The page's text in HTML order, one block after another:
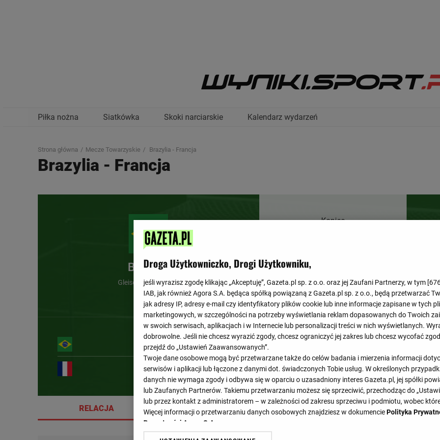
Piłka nożna Siatkówka Skoki narciarskie Kalendarz wydarzeń
Strona główna Mecze Towarzyskie Brazylia - Francja
Brazylia - Francja
Brazylia
Gleison Bremer (78')
Koniec
29'
32'
52'
55' 58'58'
RELACJA SZCZEGÓŁY SKŁADY
Droga Użytkowniczko, Drogi Użytkowniku,
jeśli wyrazisz zgodę klikając „Akceptuję”, Gazeta.pl sp. z o.o. oraz jej Zaufani Partnerzy, w tym [
IAB, jak również Agora S.A. będąca spółką powiązaną z Gazeta.pl sp. z o.o., będą przetwarzać
jak adresy IP, adresy e-mail czy identyfikatory plików cookie lub inne informacje zapisane w tych
marketingowych, w szczególności na potrzeby wyświetlania reklam dopasowanych do Twoich
w swoich serwisach, aplikacjach i w Internecie lub personalizacji treści w nich wyświetlanych.
dobrowolne. Jeśli nie chcesz wyrazić zgody, chcesz ograniczyć jej zakres lub chcesz wycofać
przejdź do „Ustawień Zaawansowanych”.
Twoje dane osobowe mogą być przetwarzane także do celów badania i mierzenia informacji
serwisów i aplikacji lub łączone z danymi dot. świadczonych Tobie usług. W określonych
danych nie wymaga zgody i odbywa się w oparciu o uzasadniony interes Gazeta.pl, jej spółki
lub Zaufanych Partnerów. Takiemu przetwarzaniu możesz się sprzeciwić, przechodząc do
lub przez kontakt z administratorem – w zależności od zakresu sprzeciwu i podmiotu, wobec
Więcej informacji o przetwarzaniu danych osobowych znajdziesz w dokumenciePolityka
Prywatności Agora S.A.